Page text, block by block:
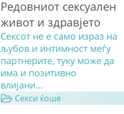
Редовниот сексуален
живот и здравјето
Сексот не е само израз на
љубов и интимност меѓу
партнерите, туку може да
има и позитивно
влијани...
Секси ќоше